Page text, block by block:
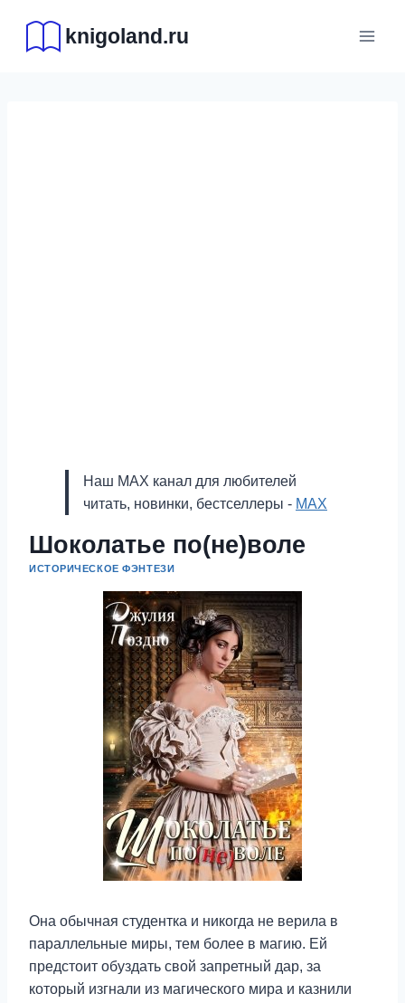
содержимому
knigoland.ru
Наш MAX канал для любителей
читать, новинки, бестселлеры - MAX
Шоколатье по(не)воле
ИСТОРИЧЕСКОЕ ФЭНТЕЗИ
Она обычная студентка и никогда не верила в
параллельные миры, тем более в магию. Ей
предстоит обуздать свой запретный дар, за
который изгнали из магического мира и казнили